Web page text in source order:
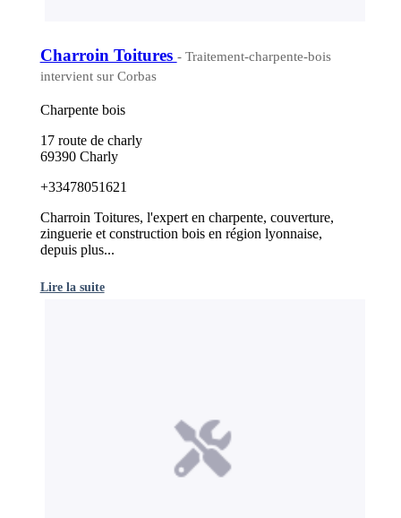
Charroin Toitures - Traitement-charpente-bois
intervient sur Corbas
Charpente bois
17 route de charly
69390 Charly
+33478051621
Charroin Toitures, l'expert en charpente, couverture,
zinguerie et construction bois en région lyonnaise,
depuis plus...
Lire la suite